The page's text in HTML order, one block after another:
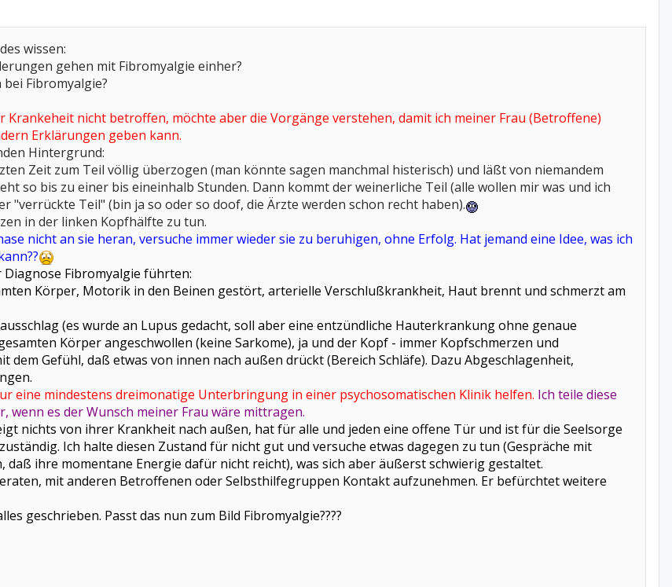
wissen:
gehen mit Fibromyalgie einher?
Fibromyalgie?
Krankeheit nicht betroffen, möchte aber die Vorgänge verstehen, damit ich meiner Frau (Betroffene)
Erklärungen geben kann.
Hintergrund:
Zeit zum Teil völlig überzogen (man könnte sagen manchmal histerisch) und läßt von niemandem
so bis zu einer bis eineinhalb Stunden. Dann kommt der weinerliche Teil (alle wollen mir was und ich
"verrückte Teil" (bin ja so oder so doof, die Ärzte werden schon recht haben).
in der linken Kopfhälfte zu tun.
nicht an sie heran, versuche immer wieder sie zu beruhigen, ohne Erfolg. Hat jemand eine Idee, was ich
Fibromyalgie führten:
Körper, Motorik in den Beinen gestört, arterielle Verschlußkrankheit, Haut brennt und schmerzt am
(es wurde an Lupus gedacht, soll aber eine entzündliche Hauterkrankung ohne genaue
Körper angeschwollen (keine Sarkome), ja und der Kopf - immer Kopfschmerzen und
dem Gefühl, daß etwas von innen nach außen drückt (Bereich Schläfe). Dazu Abgeschlagenheit,
eine mindestens dreimonatige Unterbringung in einer psychosomatischen Klinik helfen. Ich teile diese
wenn es der Wunsch meiner Frau wäre mittragen.
nichts von ihrer Krankheit nach außen, hat für alle und jeden eine offene Tür und ist für die Seelsorge
Ich halte diesen Zustand für nicht gut und versuche etwas dagegen zu tun (Gespräche mit
daß ihre momentane Energie dafür nicht reicht), was sich aber äußerst schwierig gestaltet.
mit anderen Betroffenen oder Selbsthilfegruppen Kontakt aufzunehmen. Er befürchtet weitere
geschrieben. Passt das nun zum Bild Fibromyalgie????